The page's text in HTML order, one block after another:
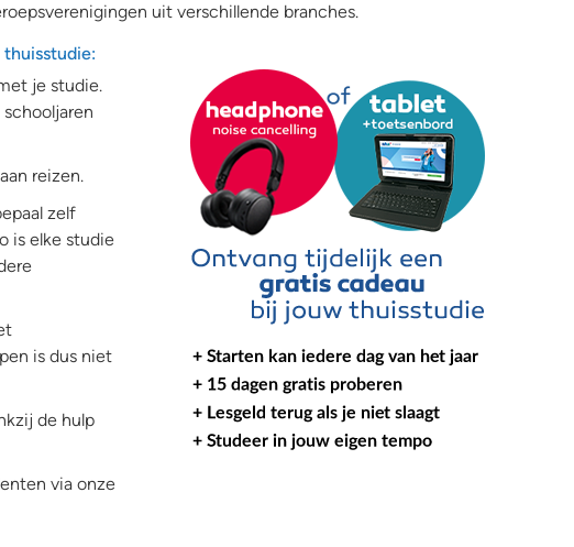
uit verschillende branches.
je studie.
reizen.
zelf
is elke studie
is dus niet
de hulp
via onze